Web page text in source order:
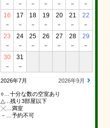
－ － － － － － －
16
－
17
－
18
－
19
－
20
－
21
－
22
－
23
－
24
－
25
－
26
－
27
－
28
－
29
－
30
－
31
－
2026年7月 2026年9月
○…十分な数の空室あり
△…残り3部屋以下
╳…満室
－…予約不可